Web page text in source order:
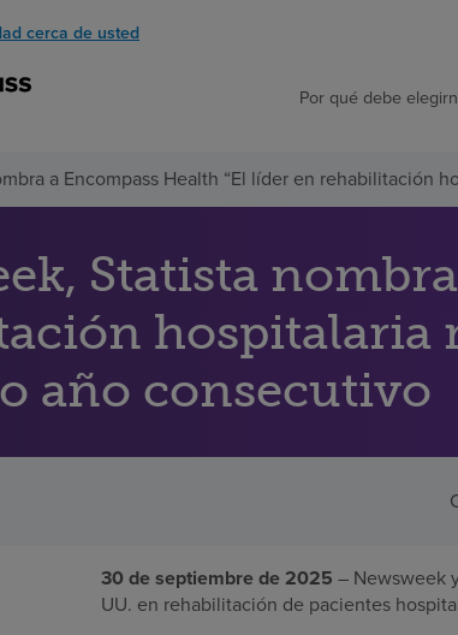
cerca de usted
Por qué debe
a Encompass Health “El líder en rehabilitación
Statista
hospitalaria
año consecutivo
30 de septiembre de 2025 – Newsweek
UU. en rehabilitación de pacientes